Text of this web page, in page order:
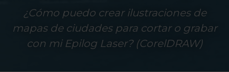
¿Cómo puedo crear ilustraciones de
mapas de ciudades para cortar o grabar
con mi Epilog Laser? (CorelDRAW)